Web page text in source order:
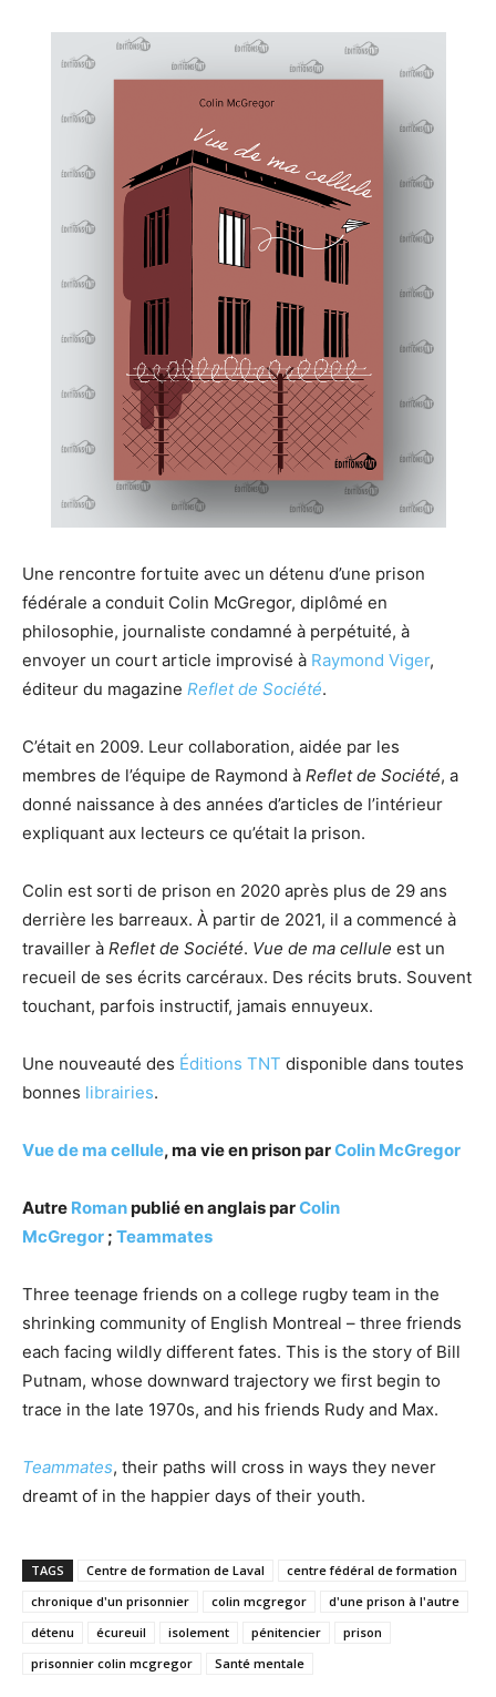
Une rencontre fortuite avec un détenu d’une prison
fédérale a conduit Colin McGregor, diplômé en
philosophie, journaliste condamné à perpétuité, à
envoyer un court article improvisé à Raymond Viger,
éditeur du magazine Reflet de Société.
C’était en 2009. Leur collaboration, aidée par les
membres de l’équipe de Raymond à Reflet de Société, a
donné naissance à des années d’articles de l’intérieur
expliquant aux lecteurs ce qu’était la prison.
Colin est sorti de prison en 2020 après plus de 29 ans
derrière les barreaux. À partir de 2021, il a commencé à
travailler à Reflet de Société. Vue de ma cellule est un
recueil de ses écrits carcéraux. Des récits bruts. Souvent
touchant, parfois instructif, jamais ennuyeux.
Une nouveauté des Éditions TNT disponible dans toutes
bonnes librairies.
Vue de ma cellule, ma vie en prison parColin McGregor
Autre Romanpublié en anglais parColin
McGregor ; Teammates
Three teenage friends on a college rugby team in the
shrinking community of English Montreal – three friends
each facing wildly different fates. This is the story of Bill
Putnam, whose downward trajectory we first begin to
trace in the late 1970s, and his friends Rudy and Max.
Teammates, their paths will cross in ways they never
dreamt of in the happier days of their youth.
TAGS Centre de formation de Laval
centre fédéral de formation
chronique d'un prisonnier
colin mcgregor
d'une prison à l'autre
détenu
écureuil isolement pénitencier
prison
prisonnier colin mcgregor
Santé mentale